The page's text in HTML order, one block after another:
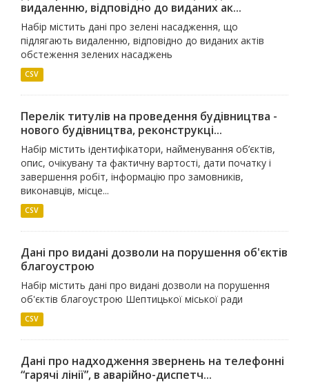
видаленню, відповідно до виданих ак...
Набір містить дані про зелені насадження, що
підлягають видаленню, відповідно до виданих актів
обстеження зелених насаджень
CSV
Перелік титулів на проведення будівництва -
нового будівництва, реконструкці...
Набір містить ідентифікатори, найменування об’єктів,
опис, очікувану та фактичну вартості, дати початку і
завершення робіт, інформацію про замовників,
виконавців, місце...
CSV
Дані про видані дозволи на порушення об'єктів
благоустрою
Набір містить дані про видані дозволи на порушення
об'єктів благоустрою Шептицької міської ради
CSV
Дані про надходження звернень на телефонні
“гарячі лінії”, в аварійно-диспетч...